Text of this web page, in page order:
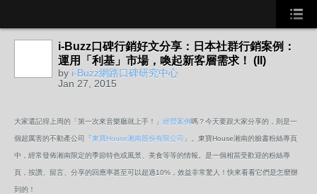
i-Buzz口碑行銷好文分享：日本社群行銷案例：
運用「利基」市場，喚起新客層需求！ (II)
by i-Buzz網路口碑研究中心
Jan 27, 2015
大家還記得上周的「第一次來音樂廳就上手！」 經營案例嗎？今天要跟大家分享的，則是一
個超厲害的不動產公司「東寶House湘南股份有限公司 」。東寶House湘南的臉書粉絲專頁
中，經常發佈湘南限定的季節特色或風景、美食等等的情報。是一個相當受歡迎的粉絲專
頁，按讚、留言、分享的回應率甚至可以超過10%，效益非常驚人！快來看看它們是怎麼辦
到的！